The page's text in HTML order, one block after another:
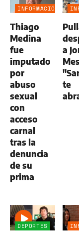
INFORMACIÓN
Thiago
Medina
fue
imputado
por
abuso
sexual
con
acceso
carnal
tras la
denuncia
de su
prima
a
te
DEPORTES